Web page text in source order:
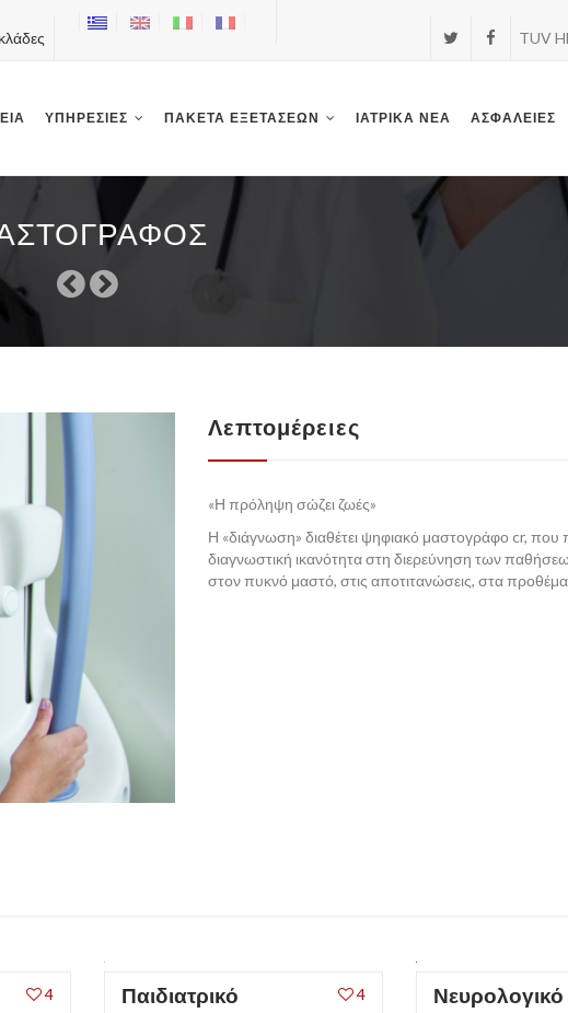
TUV
ΥΠΗΡΕΣΊΕΣ ΠΑΚΈΤΑ ΕΞΕΤΆΣΕΩΝ ΙΑΤΡΙΚΆ ΝΈΑ ΑΣΦΑΛΕΙΕΣ
Λεπτομέρειες
«Η πρόληψη σώζει ζωές»
Η «διάγνωση» διαθέτει ψηφιακό μαστογράφο cr,
διαγνωστική ικανότητα στη διερεύνηση των
στον πυκνό μαστό, στις αποτιτανώσεις, στα
4 4
Παιδιατρικό Νευρολογικό